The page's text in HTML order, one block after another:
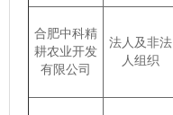
合肥中科精
耕农业开发
有限公司
法人及非法
人组织